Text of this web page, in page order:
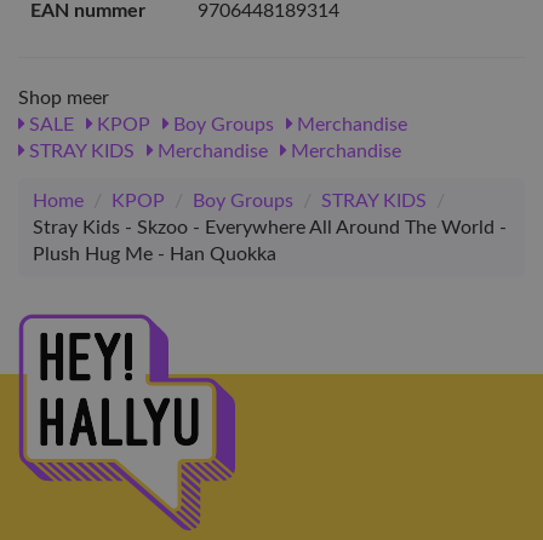
EAN nummer
9706448189314
Shop meer
SALE
KPOP Boy Groups
Merchandise
STRAY KIDS
Merchandise Merchandise
Home / KPOP / Boy Groups / STRAY KIDS
/
Stray Kids - Skzoo - Everywhere All Around The World -
Plush Hug Me - Han Quokka